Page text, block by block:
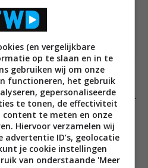
(VS)
ergens deze zomer te koop zijn.
van 199 dollar, terwijl het
(en vergelijkbare
op te slaan en in te
gebruiken wij om onze
functioneren, het gebruik
gepersonaliseerde
te tonen, de effectiviteit
content te meten en onze
Hiervoor verzamelen wij
advertentie ID’s, geolocatie
je cookie instellingen
van onderstaande 'Meer